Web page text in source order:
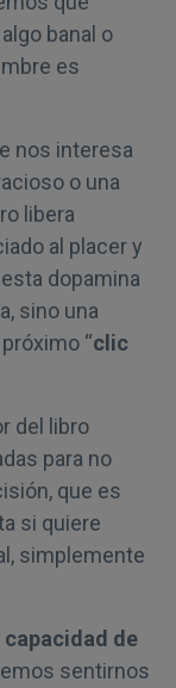
banal o
es
nos interesa
o una
libera
al placer y
dopamina
sino una
“clic
del libro
para no
que es
si quiere
simplemente
capacidad de
sentirnos